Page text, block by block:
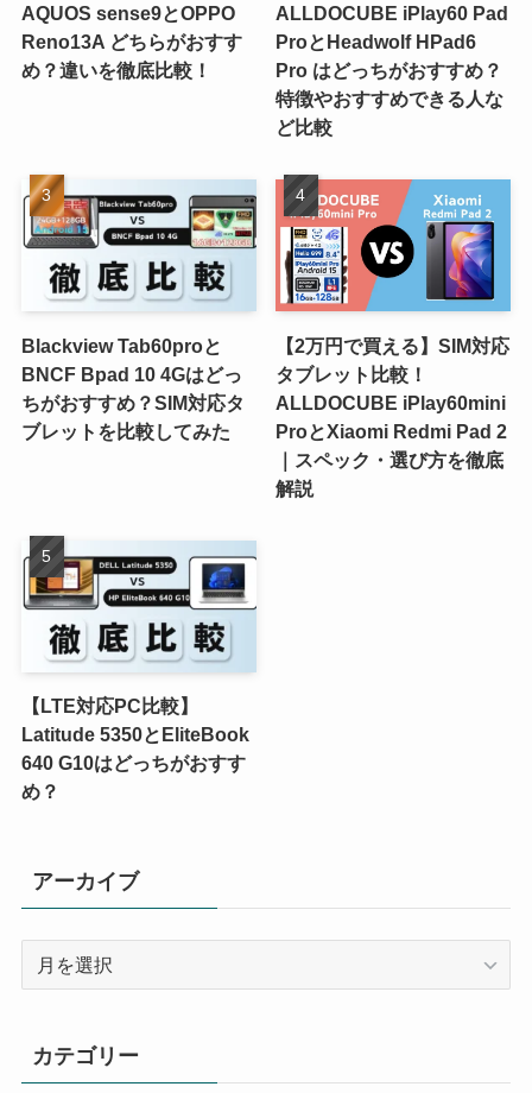
AQUOS sense9とOPPO
Reno13A どちらがおすす
め？違いを徹底比較！
ALLDOCUBE iPlay60 Pad
ProとHeadwolf HPad6
Pro はどっちがおすすめ？
特徴やおすすめできる人な
ど比較
Blackview Tab60proと
BNCF Bpad 10 4Gはどっ
ちがおすすめ？SIM対応タ
ブレットを比較してみた
【2万円で買える】SIM対応
タブレット比較！
ALLDOCUBE iPlay60mini
ProとXiaomi Redmi Pad 2
｜スペック・選び方を徹底
解説
【LTE対応PC比較】
Latitude 5350とEliteBook
640 G10はどっちがおすす
め？
アーカイブ
ブ
カテゴリー